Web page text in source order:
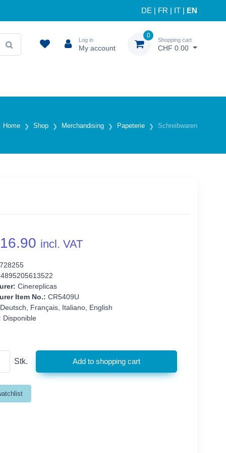
DE FR IT EN
Log in
My account
0
Shopping cart
CHF 0.00
Home Shop Merchandising Papeterie Schreibwaren
incl. VAT
Cinereplicas
Item No.: CR5409U
Français, Italiano, English
Disponible
Stk.